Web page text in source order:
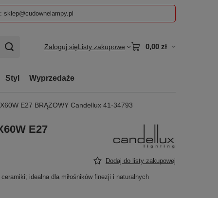
sklep@cudownelampy.pl
Zaloguj sięListy zakupowe 0,00 zł
Styl Wyprzedaże
E27 BRĄZOWY Candellux 41-34793
E27
Dodaj do listy zakupowej
idealna dla miłośników finezji i naturalnych